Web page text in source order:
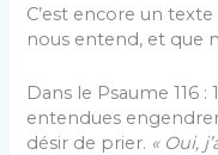
C’est encore un
nous entend, et que
Dans le Psaume 116
entendues
désir de prier. « Oui,